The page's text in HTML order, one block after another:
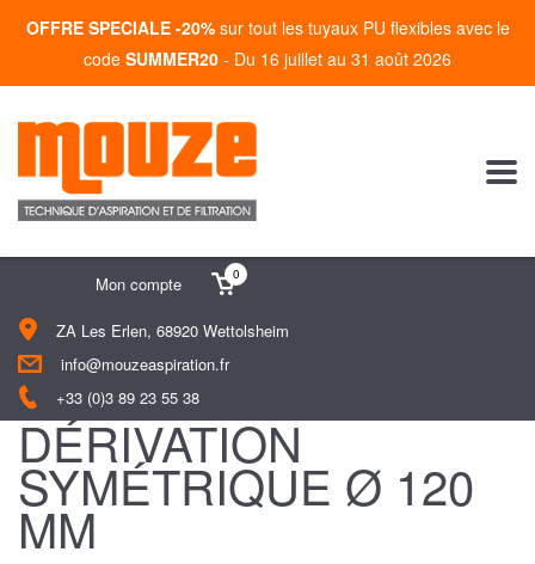
OFFRE SPECIALE -20% sur tout les tuyaux PU flexibles avec le
code SUMMER20 - Du 16 juillet au 31 août 2026
ZA Les Erlen, 68920 Wettolsheim
info@mouzeaspiration.fr
+33 (0)3 89 23 55 38
Mon compte 0
DÉRIVATION
SYMÉTRIQUE Ø 120
MM